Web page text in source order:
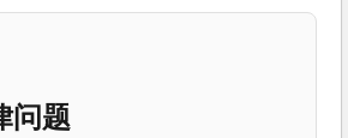
问题